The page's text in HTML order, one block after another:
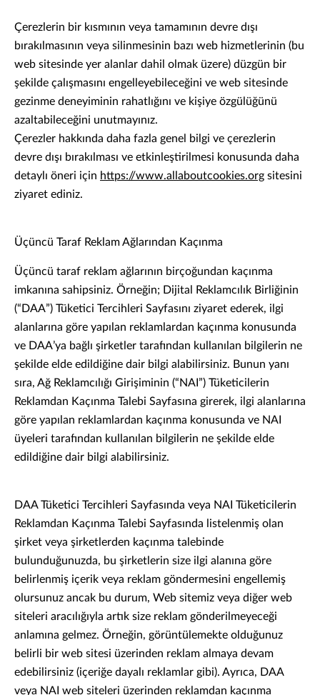
Çerezlerin bir kısmının veya tamamının devre dışı
bırakılmasının veya silinmesinin bazı web hizmetlerinin (bu
web sitesinde yer alanlar dahil olmak üzere) düzgün bir
şekilde çalışmasını engelleyebileceğini ve web sitesinde
gezinme deneyiminin rahatlığını ve kişiye özgülüğünü
azaltabileceğini unutmayınız.
Çerezler hakkında daha fazla genel bilgi ve çerezlerin
devre dışı bırakılması ve etkinleştirilmesi konusunda daha
detaylı öneri için https://www.allaboutcookies.org sitesini
ziyaret ediniz.
Üçüncü Taraf Reklam Ağlarından Kaçınma
Üçüncü taraf reklam ağlarının birçoğundan kaçınma
imkanına sahipsiniz. Örneğin; Dijital Reklamcılık Birliğinin
(“DAA”) Tüketici Tercihleri Sayfasını ziyaret ederek, ilgi
alanlarına göre yapılan reklamlardan kaçınma konusunda
ve DAA’ya bağlı şirketler tarafından kullanılan bilgilerin ne
şekilde elde edildiğine dair bilgi alabilirsiniz. Bunun yanı
sıra, Ağ Reklamcılığı Girişiminin (“NAI”) Tüketicilerin
Reklamdan Kaçınma Talebi Sayfasına girerek, ilgi alanlarına
göre yapılan reklamlardan kaçınma konusunda ve NAI
üyeleri tarafından kullanılan bilgilerin ne şekilde elde
edildiğine dair bilgi alabilirsiniz.
DAA Tüketici Tercihleri Sayfasında veya NAI Tüketicilerin
Reklamdan Kaçınma Talebi Sayfasında listelenmiş olan
şirket veya şirketlerden kaçınma talebinde
bulunduğunuzda, bu şirketlerin size ilgi alanına göre
belirlenmiş içerik veya reklam göndermesini engellemiş
olursunuz ancak bu durum, Web sitemiz veya diğer web
siteleri aracılığıyla artık size reklam gönderilmeyeceği
anlamına gelmez. Örneğin, görüntülemekte olduğunuz
belirli bir web sitesi üzerinden reklam almaya devam
edebilirsiniz (içeriğe dayalı reklamlar gibi). Ayrıca, DAA
veya NAI web siteleri üzerinden reklamdan kaçınma